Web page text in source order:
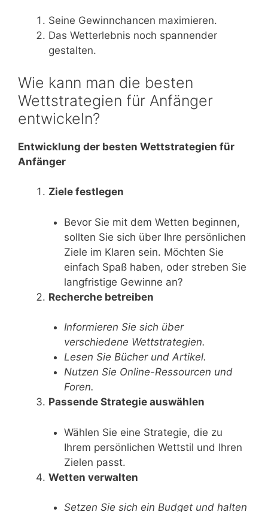
Seine Gewinnchancen maximieren.
Das Wetterlebnis noch spannender
gestalten.
Wie kann man die besten
Wettstrategien für Anfänger
entwickeln?
Entwicklung der besten Wettstrategien für
Anfänger
Ziele festlegen
Bevor Sie mit dem Wetten beginnen,
sollten Sie sich über Ihre persönlichen
Ziele im Klaren sein. Möchten Sie
einfach Spaß haben, oder streben Sie
langfristige Gewinne an?
Recherche betreiben
Informieren Sie sich über
verschiedene Wettstrategien.
Lesen Sie Bücher und Artikel.
Nutzen Sie Online-Ressourcen und
Foren.
Passende Strategie auswählen
Wählen Sie eine Strategie, die zu
Ihrem persönlichen Wettstil und Ihren
Zielen passt.
Wetten verwalten
Setzen Sie sich ein Budget und halten